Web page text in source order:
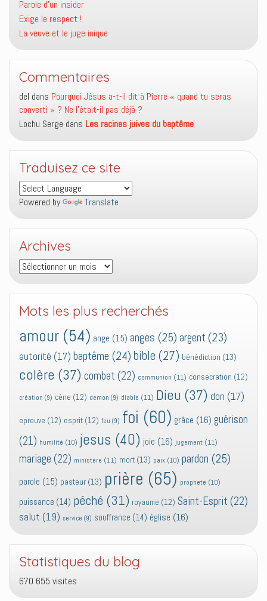
Parole d’un insider
Exige le respect !
La veuve et le juge inique
Commentaires
del dans Pourquoi Jésus a-t-il dit à Pierre « quand tu seras
converti » ? Ne l’était-il pas déjà ?
Lochu Serge dans Les racines juives du baptême
Traduisez ce site
Powered by Translate
Archives
Archives
Mots les plus recherchés
amour (54) ange (15) anges (25) argent (23)
autorité (17) baptême (24) bible (27) bénédiction (13)
colère (37) combat (22) communion (11) consecration (12)
création (9) cène (12) demon (9) diable (11) Dieu (37) don (17)
epreuve (12) esprit (12) feu (9) foi (60) grâce (16) guérison
(21) humilité (10) jesus (40) joie (16) jugement (11)
mariage (22) ministère (11) mort (13) paix (10) pardon (25)
parole (15) pasteur (13) prière (65) prophete (10)
puissance (14) péché (31) royaume (12) Saint-Esprit (22)
salut (19) service (9) souffrance (14) église (16)
Statistiques du blog
670 655 visites